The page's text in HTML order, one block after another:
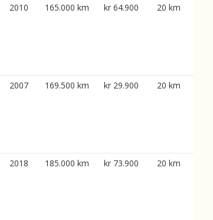
2010 165.000 km kr 64.900 20 km
2007 169.500 km kr 29.900 20 km
2018 185.000 km kr 73.900 20 km